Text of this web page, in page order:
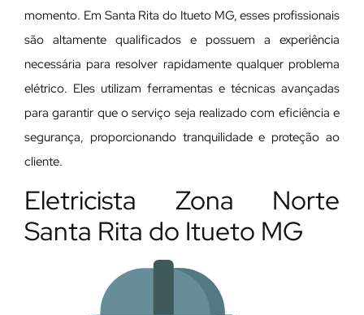
momento. Em Santa Rita do Itueto MG, esses profissionais
são altamente qualificados e possuem a experiência
necessária para resolver rapidamente qualquer problema
elétrico. Eles utilizam ferramentas e técnicas avançadas
para garantir que o serviço seja realizado com eficiência e
segurança, proporcionando tranquilidade e proteção ao
cliente.
Eletricista Zona Norte
Santa Rita do Itueto MG